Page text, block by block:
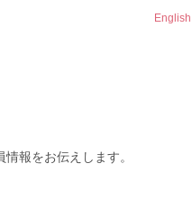
English
報をお伝えします。